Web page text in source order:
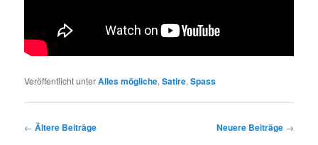
Veröffentlicht unterAlles mögliche,Satire,Spass
Beitragsnavigation
← Ältere Beiträge Neuere Beiträge →